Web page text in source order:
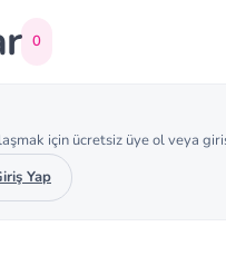
0
için ücretsiz üye ol veya
Yap